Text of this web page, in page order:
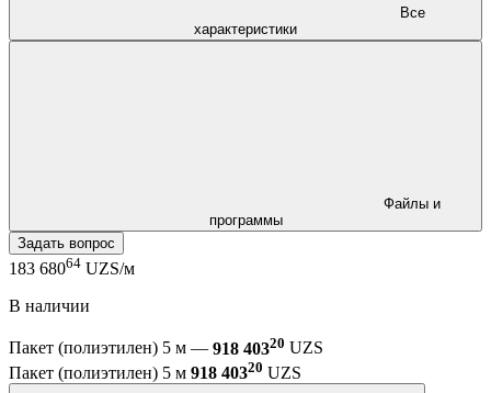
характеристики
программы
Задать вопрос
183 68064 UZS/м
В наличии
Пакет (полиэтилен) 5 м — 918 40320 UZS
Пакет (полиэтилен) 5 м 918 40320 UZS